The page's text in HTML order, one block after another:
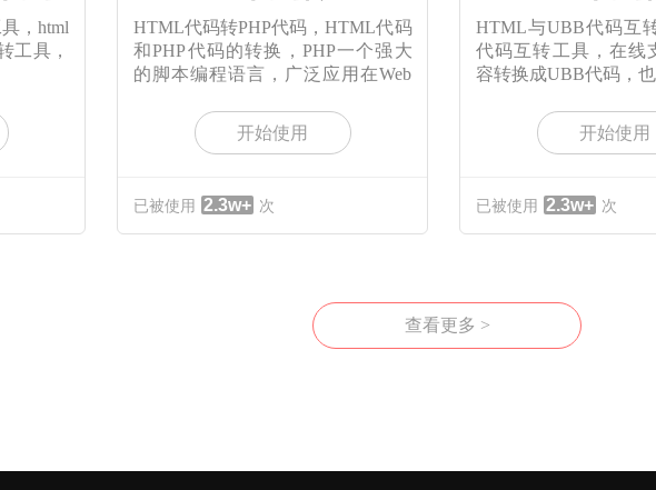
，html
工具，
HTML代码转PHP代码，HTML代码
和PHP代码的转换，PHP一个强大
的脚本编程语言，广泛应用在Web
开始使用
已被使用 2.3w+ 次
HTML与UBB代码互
代码互转工具，在线
容转换成UBB代码，
开始使用
已被使用 2.3w+ 次
查看更多 >